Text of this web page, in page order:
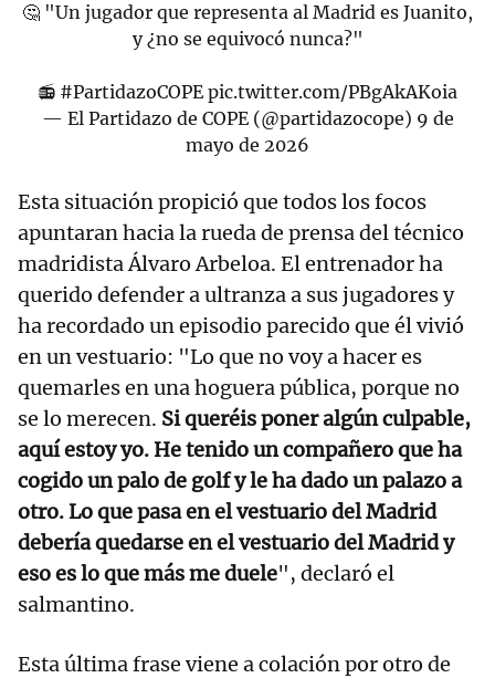
🤔 "Un jugador que representa al Madrid es Juanito,
y ¿no se equivocó nunca?"
📻 #PartidazoCOPE pic.twitter.com/PBgAkAKoia
— El Partidazo de COPE (@partidazocope) 9 de
mayo de 2026
Esta situación propició que todos los focos
apuntaran hacia la rueda de prensa del técnico
madridista Álvaro Arbeloa. El entrenador ha
querido defender a ultranza a sus jugadores y
ha recordado un episodio parecido que él vivió
en un vestuario: "Lo que no voy a hacer es
quemarles en una hoguera pública, porque no
se lo merecen. Si queréis poner algún culpable,
aquí estoy yo. He tenido un compañero que ha
cogido un palo de golf y le ha dado un palazo a
otro.Lo que pasa en el vestuario del Madrid
debería quedarse en el vestuario del Madrid y
eso es lo que más me duele", declaró el
salmantino.
Esta última frase viene a colación por otro de